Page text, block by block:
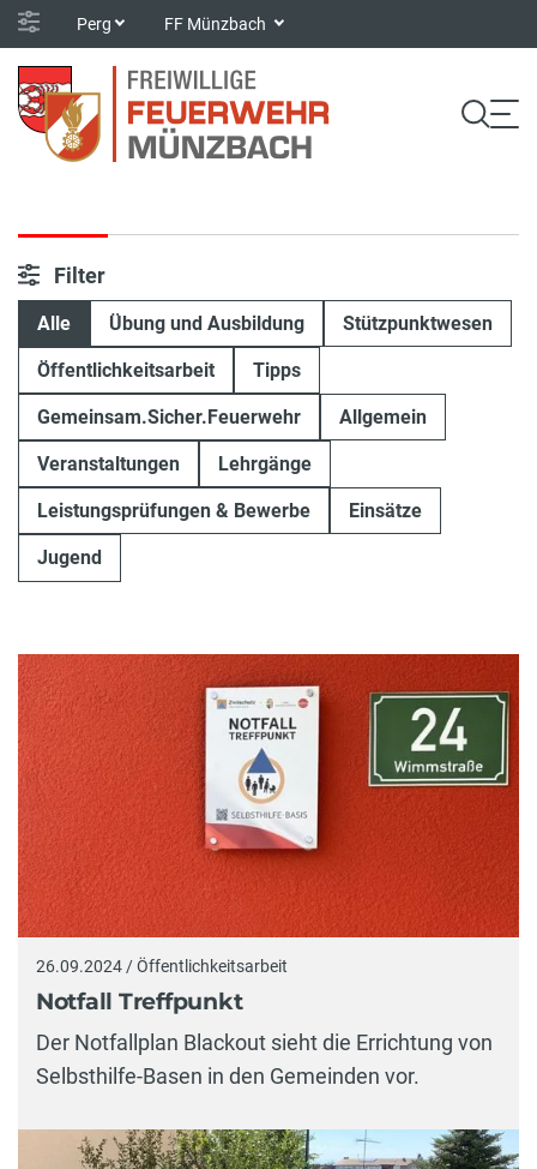
Perg FF Münzbach
Filter
Alle Übung und Ausbildung Stützpunktwesen
Öffentlichkeitsarbeit Tipps
Gemeinsam.Sicher.Feuerwehr Allgemein
Veranstaltungen Lehrgänge
Leistungsprüfungen & Bewerbe Einsätze
Jugend
26.09.2024 / Öffentlichkeitsarbeit
Notfall Treffpunkt
Der Notfallplan Blackout sieht die Errichtung von
Selbsthilfe-Basen in den Gemeinden vor.